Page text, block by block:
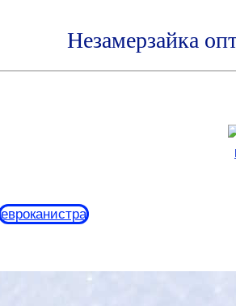
Незамерзайка
евроканистра